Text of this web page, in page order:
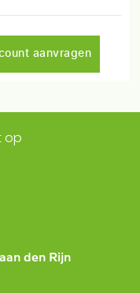
aanvragen
op
den Rijn